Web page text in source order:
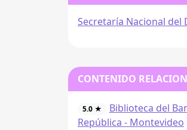
Secretaría Nacional del
CONTENIDO
5.0 ★
Biblioteca del
República - Montevideo